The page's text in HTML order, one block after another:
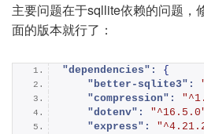
主要问题在于sqllite依赖的问题，
面的版本就行了：
"dependencies":
{
"better-sqlite3":
"compression":
"dotenv":
"express":